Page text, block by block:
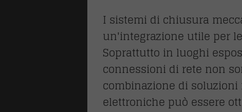
I sistemi di chiusura
un'integrazione utile per
Soprattutto in luoghi
connessioni di rete non
combinazione di
elettroniche può essere